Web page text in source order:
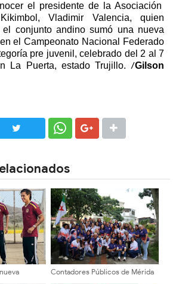
el presidente de la Asociación
Vladimir Valencia, quien
conjunto andino sumó una nueva
el Campeonato Nacional Federado
pre juvenil, celebrado del 2 al 7
La Puerta, estado Trujillo. /Gilson
Contadores Públicos de Mérida